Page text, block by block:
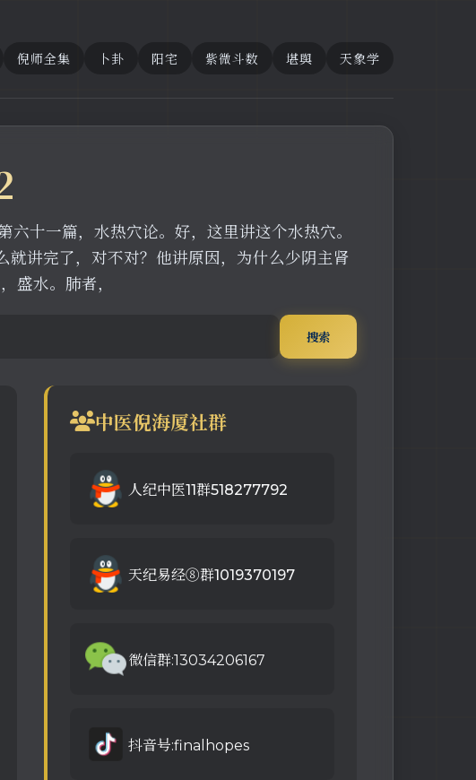
倪师全集 卜卦 阳宅 紫微斗数 堪舆 天象学
十一篇，水热穴论。好，这里讲这个水热穴。
讲完了，对不对？他讲原因，为什么少阴主肾
盛水。肺者，
搜索
中医倪海厦社群
人纪中医11群518277792
天纪易经⑧群1019370197
微信群:13034206167
抖音号:finalhopes